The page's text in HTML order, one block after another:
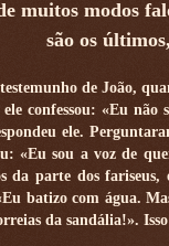
muitos modos
são os
de João,
confessou: «Eu
ele.
«Eu sou a voz de
da parte dos
batizo com água.
da sandália!».